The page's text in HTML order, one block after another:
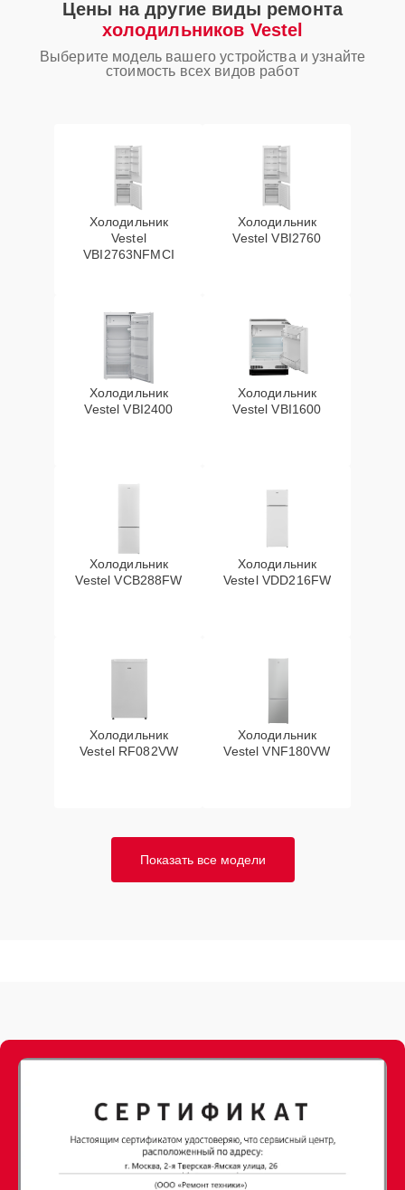
Цены на другие виды ремонта
холодильников Vestel
Выберите модель вашего устройства и узнайте
стоимость всех видов работ
Холодильник
Vestel
VBI2763NFMCI
Холодильник
Vestel VBI2760
Холодильник
Vestel VBI2400
Холодильник
Vestel VBI1600
Холодильник
Vestel VCB288FW
Холодильник
Vestel VDD216FW
Холодильник
Vestel RF082VW
Холодильник
Vestel VNF180VW
Показать все модели